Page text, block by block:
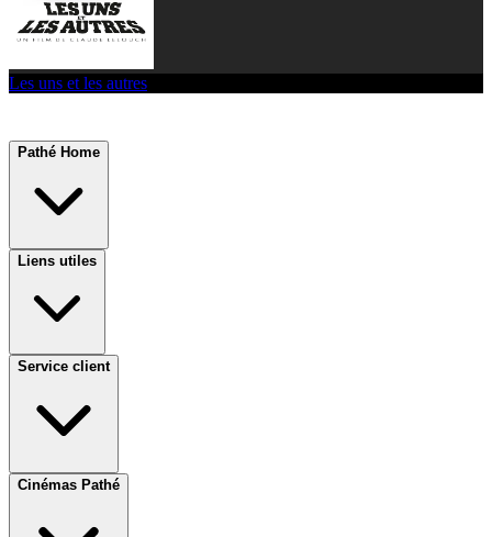
Les uns et les autres
Pathé Home
Liens utiles
Service client
Cinémas Pathé